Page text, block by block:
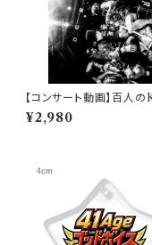
【コンサート動画】百人の
chiAngel/ワンマン
¥2,980